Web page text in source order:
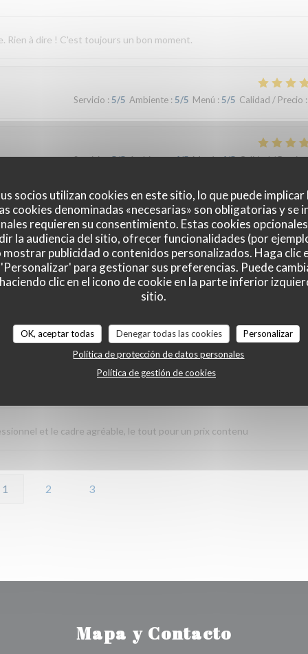
socios utilizan cookies en este sitio, lo que puede
cookies denominadas «necesarias» son obligatorias y se
requieren su consentimiento. Estas cookies
la audiencia del sitio, ofrecer funcionalidades (por
mostrar publicidad o contenidos personalizados. Haga clic
para gestionar sus preferencias. Puede
clic en el icono de cookie en la parte inferior
sitio.
OK, aceptar todas Denegar todas las cookies
Personalizar
Política de protección de datos personales
Política de gestión de cookies
Rien à dire ! C'est toujours un bon moment.
Servicio : 5/5 Ambiente: 5/5 Menú : 5/5 Calidad / Precio :
Servicio:5/5 Ambiente:4/5 Menú:4/5 Calidad / Precio:
Ambiente /5 Menú /5 Calidad / Precio
Servicio:5/5 Ambiente: 4/5 Menú: 5/5 Calidad / Precio:
et le cadre agréable, le tout pour un prix contenu
1 2 3
Mapa y Contacto